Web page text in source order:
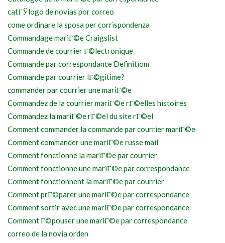
catГЎlogo de novias por correo
come ordinare la sposa per corrispondenza
Commandage mariГ©e Craigslist
Commande de courrier Г©lectronique
Commande par correspondance Definitiom
Commande par courrier lГ©gitime?
commander par courrier une mariГ©e
Commandez de la courrier mariГ©e rГ©elles histoires
Commandez la mariГ©e rГ©el du site rГ©el
Comment commander la commande par courrier mariГ©e
Comment commander une mariГ©e russe mail
Comment fonctionne la mariГ©e par courrier
Comment fonctionne une mariГ©e par correspondance
Comment fonctionnent la mariГ©e par courrier
Comment prГ©parer une mariГ©e par correspondance
Comment sortir avec une mariГ©e par correspondance
Comment Г©pouser une mariГ©e par correspondance
correo de la novia orden